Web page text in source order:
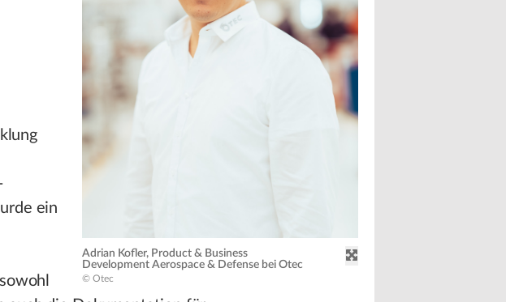
Adrian Kofler, Product & Business
Development Aerospace & Defense bei Otec
© Otec
ein